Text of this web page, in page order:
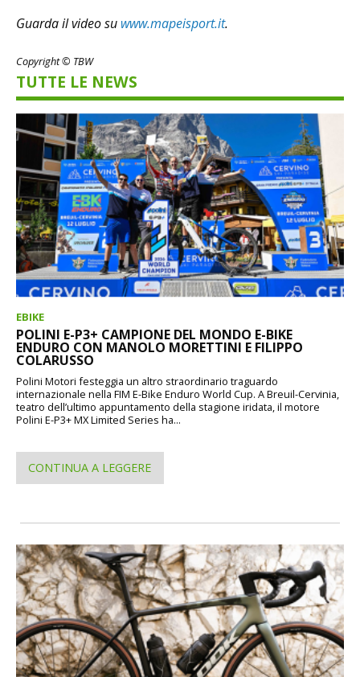
Guarda il video su www.mapeisport.it.
Copyright © TBW
TUTTE LE NEWS
EBIKE
POLINI E-P3+ CAMPIONE DEL MONDO E-BIKE
ENDURO CON MANOLO MORETTINI E FILIPPO
COLARUSSO
Polini Motori festeggia un altro straordinario traguardo
internazionale nella FIM E-Bike Enduro World Cup. A Breuil-Cervinia,
teatro dell’ultimo appuntamento della stagione iridata, il motore
Polini E-P3+ MX Limited Series ha...
CONTINUA A LEGGERE